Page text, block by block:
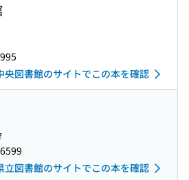
央図書館のサイトでこの本を確認
立図書館のサイトでこの本を確認